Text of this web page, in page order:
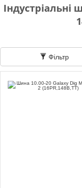
Категорії
Доставка
Фільтр